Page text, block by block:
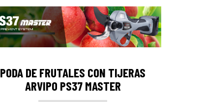
PODA DE FRUTALES CON TIJERAS
ARVIPO PS37 MASTER